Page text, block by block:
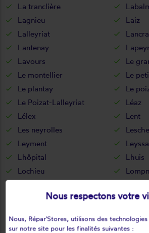
La tranclière
Lagnieu
Laiz
Lalleyriat
Lantenay
Lavours
Le
Le montellier
Le
Le plantay
Le
Le Poizat-Lalleyriat
Léaz
Lélex
Lent
Les neyrolles
Leyment
Lhôpital
Lhuis
Lochieu
Maillat
Nous respectons votre
Nous, Répar'Stores, utilisons des
sur notre site pour les finalités suivantes :